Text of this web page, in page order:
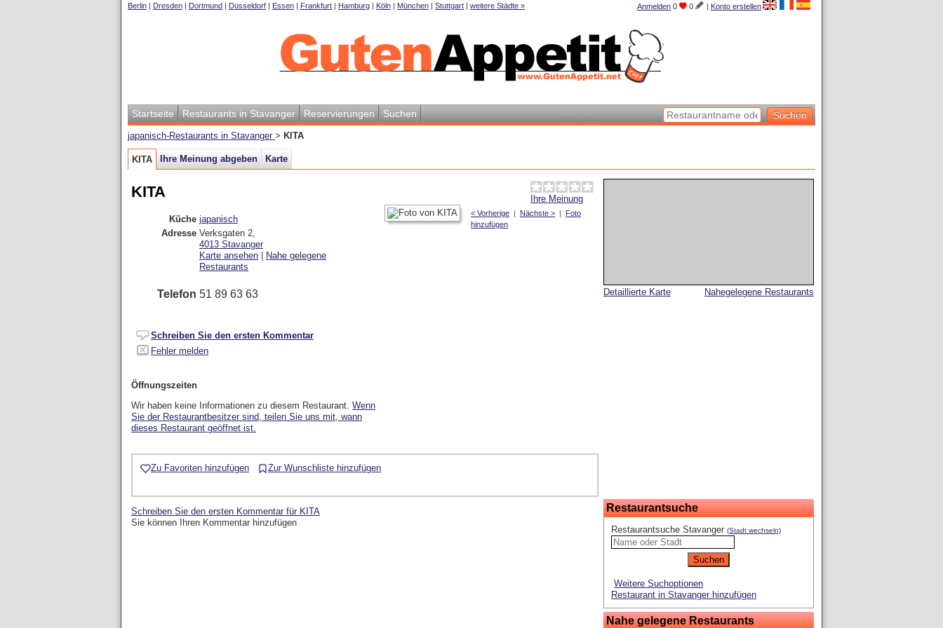
Anmelden 0 0 | Konto erstellen
Berlin | Dresden | Dortmund | Düsseldorf | Essen | Frankfurt | Hamburg | Köln | München | Stuttgart | weitere Städte »
Startseite Restaurants in Stavanger Reservierungen Suchen
japanisch-Restaurants in Stavanger > KITA
KITA Ihre Meinung abgeben Karte
Nahegelegene Restaurants
Detaillierte Karte
Restaurantsuche
Restaurantsuche Stavanger (Stadt wechseln)
Weitere Suchoptionen
Restaurant in Stavanger hinzufügen
Nahe gelegene Restaurants
Ihre Meinung
KITA
< Vorherige | Nächste > | Foto
hinzufügen
Küche japanisch
Adresse Verksgaten 2,
4013 Stavanger
Karte ansehen
Nahe gelegene
Restaurants
Telefon 51 89 63 63
Schreiben Sie den ersten Kommentar
Fehler melden
Öffnungszeiten
Wir haben keine Informationen zu diesem Restaurant. Wenn
Sie der Restaurantbesitzer sind, teilen Sie uns mit, wann
dieses Restaurant geöffnet ist.
Zu Favoriten hinzufügen Zur Wunschliste hinzufügen
Schreiben Sie den ersten Kommentar für KITA
Sie können Ihren Kommentar hinzufügen